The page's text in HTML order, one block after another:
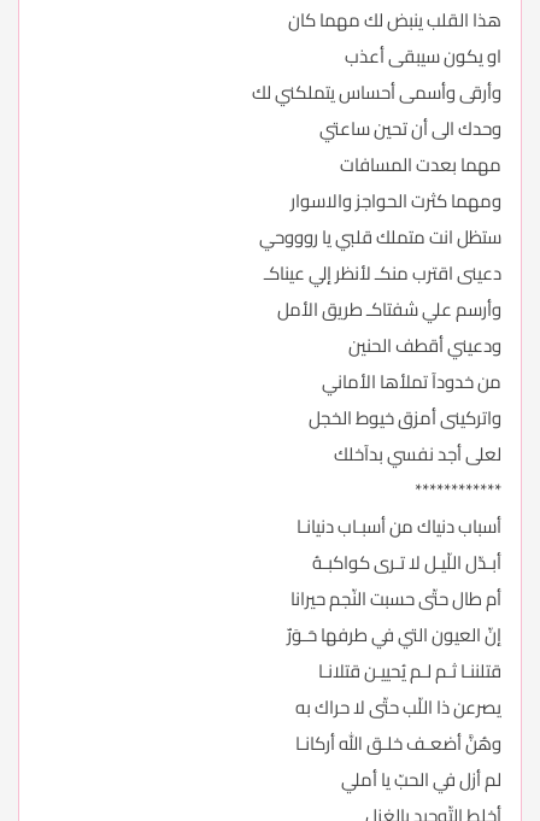
هذا القلب ينبض لك مهما كان
او يكون سيبقى أعذب
وأرقى وأسمى أحساس يتملكني لك
وحدك الى أن تحين ساعتي
مهما بعدت المسافات
ومهما كثرت الحواجز والاسوار
ستظل انت متملك قلبي يا روووحي
دعينى اقترب منكـ لأنظر إلي عيناكـ
وأرسم علي شفتاكـ طريق الأمل
ودعيني أقطف الحنين
من خدودآ تملأها الأماني
واتركينى أمزق خيوط الخجل
لعلى أجد نفسي بدآخلك
************
أسباب دنياك من أسبـاب دنيانـا
أبـدّل اللّيـل لا تـرى كواكبـهُ
أم طال حتّى حسبت النّجم حيرانا
إنّ العيون التي في طرفها حَـوَرٌ
قتلننـا ثـم لـم يُحييـن قتلانـا
يصرعن ذا اللّب حتّى لا حراك به
وهُنَّ أضعـف خلـق الله أركانـا
لم أزل في الحبّ يا أملي